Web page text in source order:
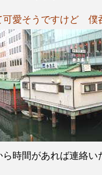
可愛そうですけど 僕
時間があれば連絡い